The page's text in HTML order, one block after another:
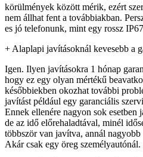
körülmények között mérik, ezért
nem állhat fent a továbbiakban.
es jó telefonunk, mint egy rossz
+ Alaplapi javításoknál kevesebb a
Igen. Ilyen javításokra 1 hónap
hogy ez egy olyan mértékű
későbbiekben okozhat további
javítást például egy garanciális
Ennek ellenére nagyon sok esetben
de az idő előrehaladtával, minél
többször van javítva, annál
Akár csak egy öreg személyautónál.